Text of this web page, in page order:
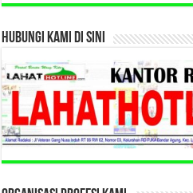
HUBUNGI KAMI DI SINI